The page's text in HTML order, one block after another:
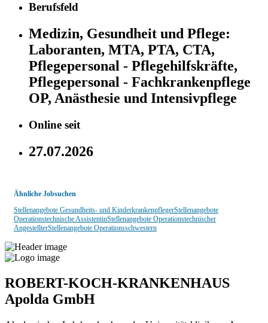
Berufsfeld
Medizin, Gesundheit und Pflege:
Laboranten, MTA, PTA, CTA,
Pflegepersonal - Pflegehilfskräfte,
Pflegepersonal - Fachkrankenpflege
OP, Anästhesie und Intensivpflege
Online seit
27.07.2026
Ähnliche Jobsuchen
Stellenangebote Gesundheits- und KinderkrankenpflegerStellenangebote
Operationstechnische AssistentinStellenangebote Operationstechnischer
AngestellterStellenangebote Operationsschwestern
ROBERT-KOCH-KRANKENHAUS
Apolda GmbH